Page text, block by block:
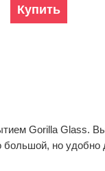
Купить
Gorilla Glass.
но удобно